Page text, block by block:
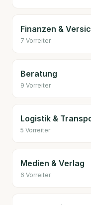
Finanzen &
7 Vorreiter
Beratung
9 Vorreiter
Logistik &
5 Vorreiter
Medien & Verlag
6 Vorreiter